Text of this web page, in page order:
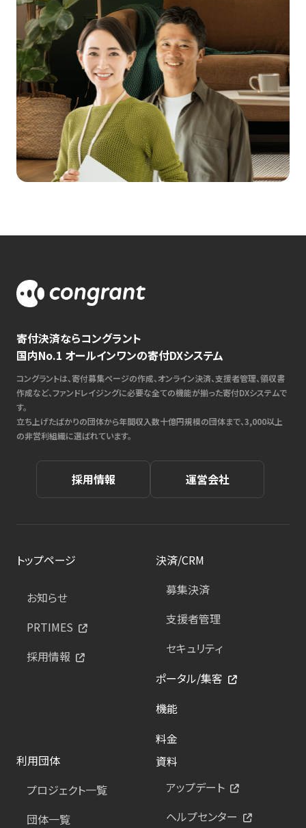
寄付決済ならコングラント
国内No.1 オールインワンの寄付DXシステム
コングラントは、寄付募集ページの作成、オンライン決済、支援者管理、領収書
作成など、ファンドレイジングに必要な全ての機能が揃った寄付DXシステムで
す。
立ち上げたばかりの団体から年間収入数十億円規模の団体まで、3,000以上
の非営利組織に選ばれています。
採用情報 運営会社
トップページ
お知らせ
PRTIMES
採用情報
決済/CRM
募集決済
支援者管理
セキュリティ
ポータル/集客
機能
料金
利用団体
プロジェクト一覧
団体一覧
資料
アップデート
ヘルプセンター